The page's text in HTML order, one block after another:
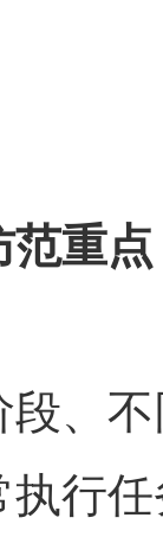
范重点
段、
执行